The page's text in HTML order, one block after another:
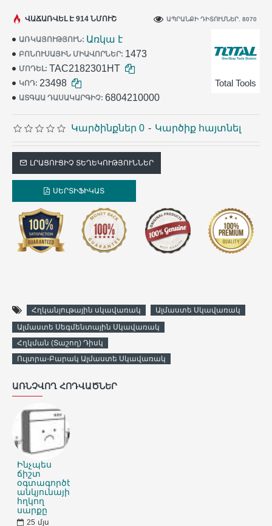
ԱՌԿԱՅՈՒԹՅՈՒՆ: Առկա է
ԲՈՆՈՒՍԱՅԻՆ ՄԻԱՎՈՐՆԵՐ: 1473
ՄՈԴԵԼ: TAC2182301HT
ԿՈԴ: 23498
ԱՏԳԱԱ ԴԱՍԱԿԱՐԳԻՉ: 6804210000
Total Tools
ՎԱՃԱՌՎԵԼ Է 914 ՆՄՈՒՇ ԱՊՐԱՆՔԻ ԴԻՏՈՒՄՆԵՐ. 8070
Կարծինքներ 0 - Կարծիք հայտնել
ԼՐԱՑՈՒՑԻՉ ՏԵՂԵԿՈՒԹՅՈՒՆՆԵՐ
ՍԵՐՏԻՖԻԿԱՏ
Հղկանյութային սկավառակ
Ալմաստե Սկավառակ
Ալմաստե Սեգմենտային Սկավառակ
Հղկման (Տաշող) Դիսկ
Ուլտրա-Բարակ Ալմաստե Սկավառակ
ԱՌՆՉՎՈՂ ՀՈԴՎԱԾՆԵՐ
Ինչպես
ճիշտ
օգտագործել
անկյունային
հղկող
սարքը
25 մյս